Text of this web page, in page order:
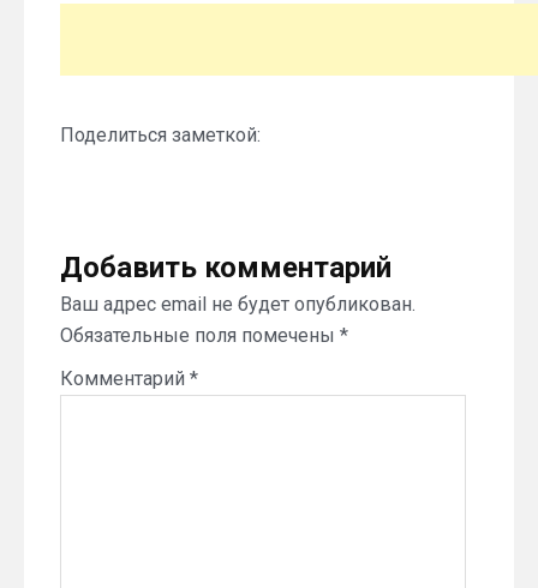
Поделиться заметкой:
Добавить комментарий
Ваш адрес email не будет опубликован.
Обязательные поля помечены *
Комментарий *